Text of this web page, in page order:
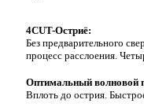
4CUT-Остриё:
Без предварительного
процесс расслоения.
Оптимальный волновой
Вплоть до острия.